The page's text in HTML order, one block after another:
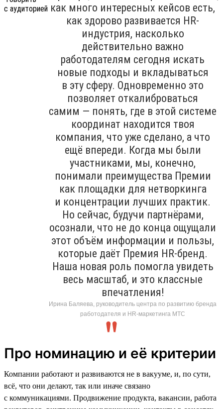
как много интересных кейсов есть,
как здорово развивается HR-
индустрия, насколько
действительно важно
работодателям сегодня искать
новые подходы и вкладываться
в эту сферу. Одновременно это
позволяет откалиброваться
самим — понять, где в этой системе
координат находится твоя
компания, что уже сделано, а что
ещё впереди. Когда мы были
участниками, мы, конечно,
понимали преимущества Премии
как площадки для нетворкинга
и концентрации лучших практик.
Но сейчас, будучи партнёрами,
осознали, что не до конца ощущали
этот объём информации и пользы,
которые даёт Премия HR-бренд.
Наша новая роль помогла увидеть
весь масштаб, и это классные
впечатления!
Ирина Баляева, руководитель центра по развитию бренда
работодателя и HR-маркетинга МТС
Про номинацию и её критерии
Компании работают и развиваются не в вакууме, и, по сути,
всё, что они делают, так или иначе связано
с коммуникациями. Продвижение продукта, вакансии, работа